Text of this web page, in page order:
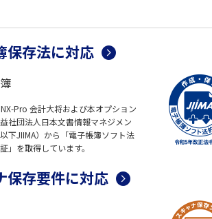
保存法に対応
NX-Pro 会計大将および本オプション
社団法人日本文書情報マネジメン
下JIIMA）から「電子帳簿ソフト法
」を取得しています。
保存要件に対応